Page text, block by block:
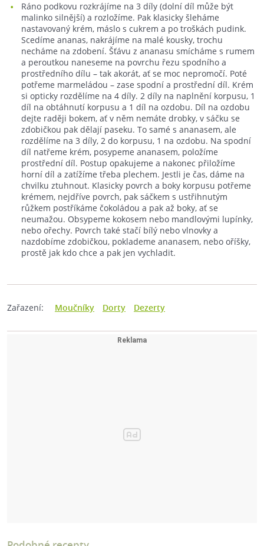
Ráno podkovu rozkrájíme na 3 díly (dolní díl může být
malinko silnější) a rozložíme. Pak klasicky šleháme
nastavovaný krém, máslo s cukrem a po troškách pudink.
Scedíme ananas, nakrájíme na malé kousky, trochu
necháme na zdobení. Šťávu z ananasu smícháme s rumem
a peroutkou naneseme na povrchu řezu spodního a
prostředního dílu – tak akorát, ať se moc nepromočí. Poté
potřeme marmeládou – zase spodní a prostřední díl. Krém
si opticky rozdělíme na 4 díly. 2 díly na naplnění korpusu, 1
díl na obtáhnutí korpusu a 1 díl na ozdobu. Díl na ozdobu
dejte raději bokem, ať v něm nemáte drobky, v sáčku se
zdobičkou pak dělají paseku. To samé s ananasem, ale
rozdělíme na 3 díly, 2 do korpusu, 1 na ozdobu. Na spodní
díl natřeme krém, posypeme ananasem, položíme
prostřední díl. Postup opakujeme a nakonec přiložíme
horní díl a zatížíme třeba plechem. Jestli je čas, dáme na
chvilku ztuhnout. Klasicky povrch a boky korpusu potřeme
krémem, nejdříve povrch, pak sáčkem s ustřihnutým
růžkem postříkáme čokoládou a pak až boky, ať se
neumažou. Obsypeme kokosem nebo mandlovými lupínky,
nebo ořechy. Povrch také stačí bílý nebo vlnovky a
nazdobíme zdobičkou, poklademe ananasem, nebo oříšky,
prostě jak kdo chce a pak jen vychladit.
Zařazení: Moučníky Dorty Dezerty